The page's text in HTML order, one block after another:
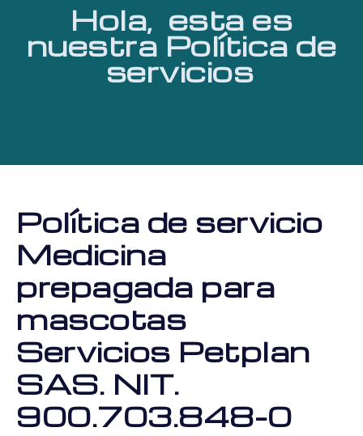
Hola, esta es
nuestra Política de
servicios
Política de servicio
Medicina
prepagada para
mascotas
Servicios Petplan
SAS. NIT.
900.703.848-0